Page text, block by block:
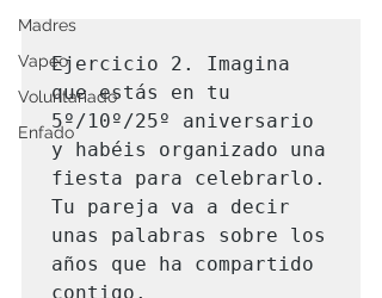
Madres
Vapeo
Voluntariado
Enfado
Ejercicio 2. Imagina
que estás en tu
5º/10º/25º aniversario
y habéis organizado una
fiesta para celebrarlo.
Tu pareja va a decir
unas palabras sobre los
años que ha compartido
contigo.